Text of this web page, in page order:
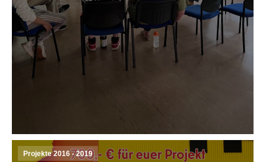
Projekte 2016 - 2019